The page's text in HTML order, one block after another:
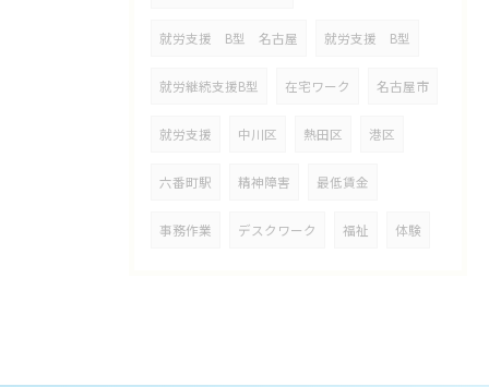
就労支援 B型 名古屋 就労支援 B型
就労継続支援B型 在宅ワーク 名古屋市
就労支援 中川区 熱田区 港区
六番町駅 精神障害 最低賃金
事務作業 デスクワーク 福祉 体験